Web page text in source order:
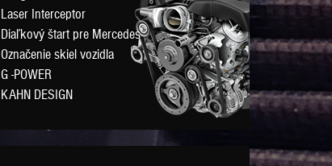
Laser Interceptor
Diaľkový štart pre Mercedes
Označenie skiel vozidla
G -POWER
KAHN DESIGN